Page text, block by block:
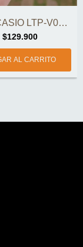
RELOJ CASIO LTP-V002L-2B3UDF MUJER ORIGI...
$129.900